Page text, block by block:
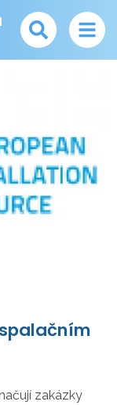
zakázky